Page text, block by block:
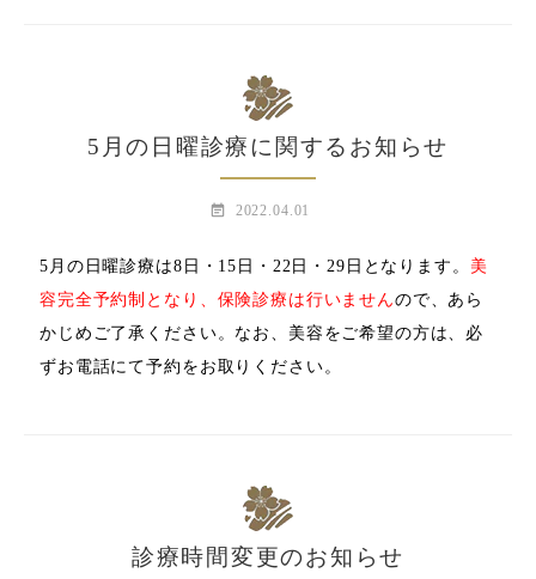
5月の日曜診療に関するお知らせ
event_note 2022.04.01
5月の日曜診療は8日・15日・22日・29日となります。 美
容完全予約制となり、保険診療は行いませんので、あら
かじめご了承ください。なお、美容をご希望の方は、 必
ずお電話にて予約をお取りください。
診療時間変更のお知らせ